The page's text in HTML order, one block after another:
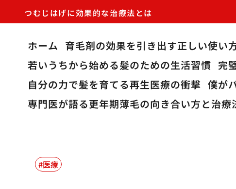
つむじはげに効果的な治療法とは
ホーム 育毛剤の効果を引き出す正しい使い
若いうちから始める髪のための生活習慣 完
自分の力で髪を育てる再生医療の衝撃 僕が
専門医が語る更年期薄毛の向き合い方と治療
医療